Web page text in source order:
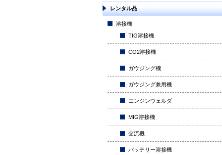
レンタル品
溶接機
TIG溶接機
CO2溶接機
ガウジング機
ガウジング兼用機
エンジンウェルダ
MIG溶接機
交流機
バッテリー溶接機